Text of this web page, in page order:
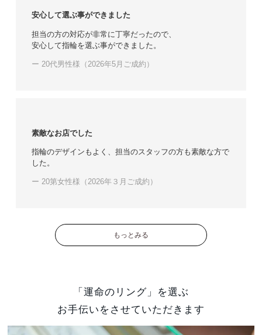
安心して選ぶ事ができました
担当の方の対応が非常に丁寧だったので、
安心して指輪を選ぶ事ができました。
ー 20代男性様（2026年5月ご成約）
素敵なお店でした
指輪のデザインもよく、担当のスタッフの方も素敵な方で
した。
ー 20第女性様（2026年３月ご成約）
もっとみる
「運命のリング」を選ぶ
お手伝いをさせていただきます